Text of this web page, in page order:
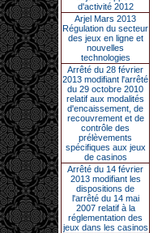
d'activité 2012
Arjel Mars 2013
Régulation du secteur
des jeux en ligne et
nouvelles
technologies
Arrêté du 28 février
2013 modifiant l'arrêté
du 29 octobre 2010
relatif aux modalités
d'encaissement, de
recouvrement et de
contrôle des
prélèvements
spécifiques aux jeux
de casinos
Arrêté du 14 février
2013 modifiant les
dispositions de
l'arrêté du 14 mai
2007 relatif à la
réglementation des
jeux dans les casinos